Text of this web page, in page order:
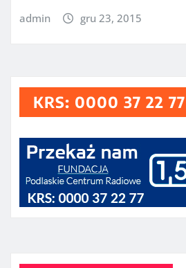
admin gru 23, 2015
KRS: 0000 37 22 77